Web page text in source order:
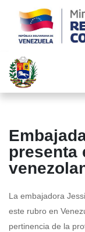
presenta
La embajadora
este rubro en
pertinencia de la